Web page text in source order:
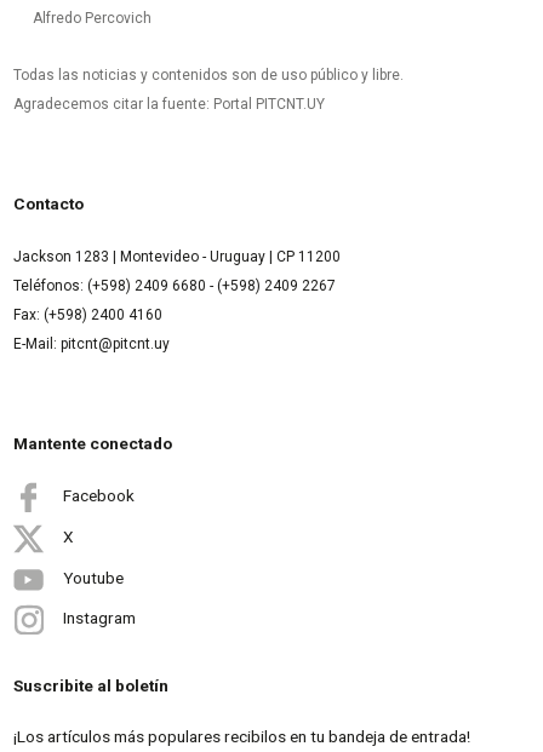
Alfredo Percovich
Todas las noticias y contenidos son de uso público y libre.
Agradecemos citar la fuente: Portal PITCNT.UY
Contacto
Jackson 1283 | Montevideo - Uruguay | CP 11200
Teléfonos: (+598) 2409 6680 - (+598) 2409 2267
Fax: (+598) 2400 4160
E-Mail: pitcnt@pitcnt.uy
Mantente conectado
Facebook
X
Youtube
Instagram
Suscribite al boletín
¡Los artículos más populares recibilos en tu bandeja de entrada!